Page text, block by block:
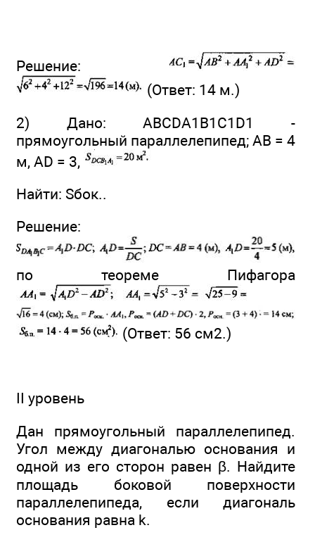
Решение:
(Ответ: 14 м.)
2) Дано: ABCDA1B1C1D1 -
прямоугольный параллелепипед; АВ = 4
м, AD = 3,
Найти: Sбок..
Решение:
по теореме Пифагора
(Ответ: 56 см2.)
II уровень
Дан прямоугольный параллелепипед.
Угол между диагональю основания и
одной из его сторон равен β. Найдите
площадь боковой поверхности
параллелепипеда, если диагональ
основания равна k.